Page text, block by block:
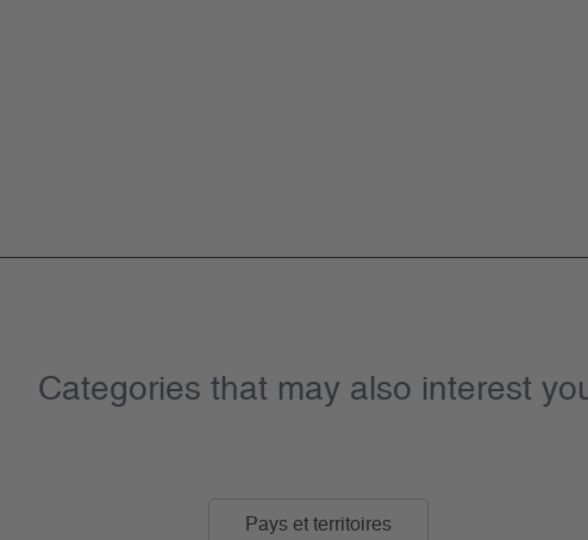
Categories that may also interest
Pays et territoires